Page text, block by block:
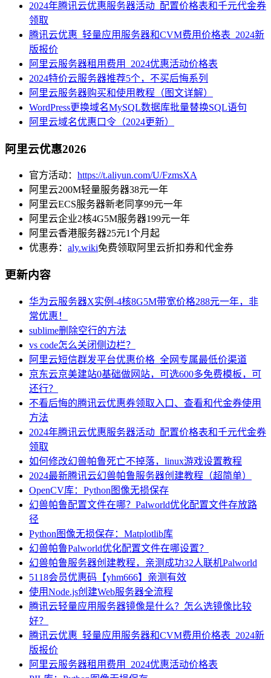
2024年腾讯云优惠服务器活动_配置价格表和千元代金券
领取
腾讯云优惠_轻量应用服务器和CVM费用价格表_2024新
版报价
阿里云服务器租用费用_2024优惠活动价格表
2024特价云服务器推荐5个，不买后悔系列
阿里云服务器购买和使用教程（图文详解）
WordPress更换域名MySQL数据库批量替换SQL语句
阿里云域名优惠口令（2024更新）
阿里云优惠2026
官方活动： https://t.aliyun.com/U/FzmsXA
阿里云200M轻量服务器38元一年
阿里云ECS服务器新老同享99元一年
阿里云企业2核4G5M服务器199元一年
阿里云香港服务器25元1个月起
优惠券： aly.wiki免费领取阿里云折扣券和代金券
更新内容
华为云服务器X实例-4核8G5M带宽价格288元一年，非
常优惠！
sublime删除空行的方法
vs code怎么关闭侧边栏？
阿里云短信群发平台优惠价格_全网专属最低价渠道
京东云京美建站0基础做网站，可选600多免费模板，可
还行？
不看后悔的腾讯云优惠券领取入口、查看和代金券使用
方法
2024年腾讯云优惠服务器活动_配置价格表和千元代金券
领取
如何修改幻兽帕鲁死亡不掉落，linux游戏设置教程
2024最新腾讯云幻兽帕鲁服务器创建教程（超简单）
OpenCV库：Python图像无损保存
幻兽帕鲁配置文件在哪？Palworld优化配置文件存放路
径
Python图像无损保存：Matplotlib库
幻兽帕鲁Palworld优化配置文件在哪设置？
幻兽帕鲁服务器创建教程，亲测成功32人联机Palworld
5118会员优惠码【yhm666】亲测有效
使用Node.js创建Web服务器全流程
腾讯云轻量应用服务器镜像是什么？怎么选镜像比较
好？
腾讯云优惠_轻量应用服务器和CVM费用价格表_2024新
版报价
阿里云服务器租用费用_2024优惠活动价格表